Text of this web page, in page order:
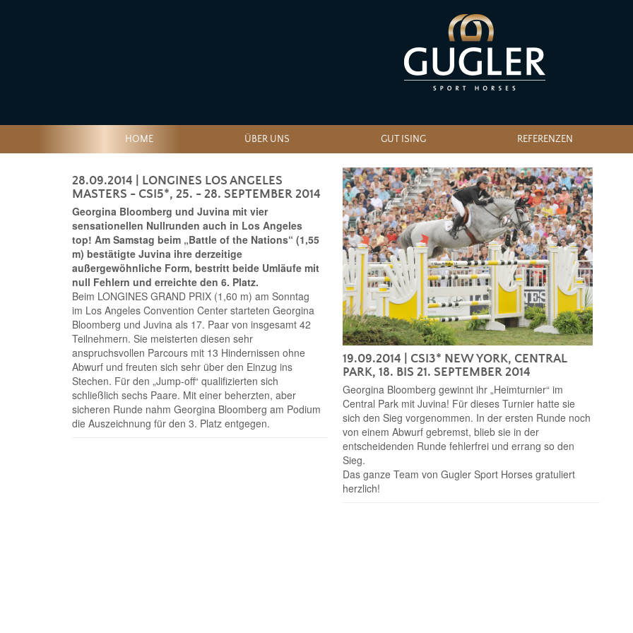
HOME ÜBER UNS GUT ISING REFERENZEN
28.09.2014 | LONGINES LOS ANGELES
MASTERS - CSI5*, 25. - 28. SEPTEMBER 2014
Georgina Bloomberg und Juvina mit vier
sensationellen Nullrunden auch in Los Angeles
top! Am Samstag beim „Battle of the Nations“ (1,55
m) bestätigte Juvina ihre derzeitige
außergewöhnliche Form, bestritt beide Umläufe mit
null Fehlern und erreichte den 6. Platz.
Beim LONGINES GRAND PRIX (1,60 m) am Sonntag
im Los Angeles Convention Center starteten Georgina
Bloomberg und Juvina als 17. Paar von insgesamt 42
Teilnehmern. Sie meisterten diesen sehr
anspruchsvollen Parcours mit 13 Hindernissen ohne
Abwurf und freuten sich sehr über den Einzug ins
Stechen. Für den „Jump-off“ qualifizierten sich
schließlich sechs Paare. Mit einer beherzten, aber
sicheren Runde nahm Georgina Bloomberg am Podium
die Auszeichnung für den 3. Platz entgegen.
19.09.2014 | CSI3* NEW YORK, CENTRAL
PARK, 18. BIS 21. SEPTEMBER 2014
Georgina Bloomberg gewinnt ihr „Heimturnier“ im
Central Park mit Juvina! Für dieses Turnier hatte sie
sich den Sieg vorgenommen. In der ersten Runde noch
von einem Abwurf gebremst, blieb sie in der
entscheidenden Runde fehlerfrei und errang so den
Sieg.
Das ganze Team von Gugler Sport Horses gratuliert
herzlich!